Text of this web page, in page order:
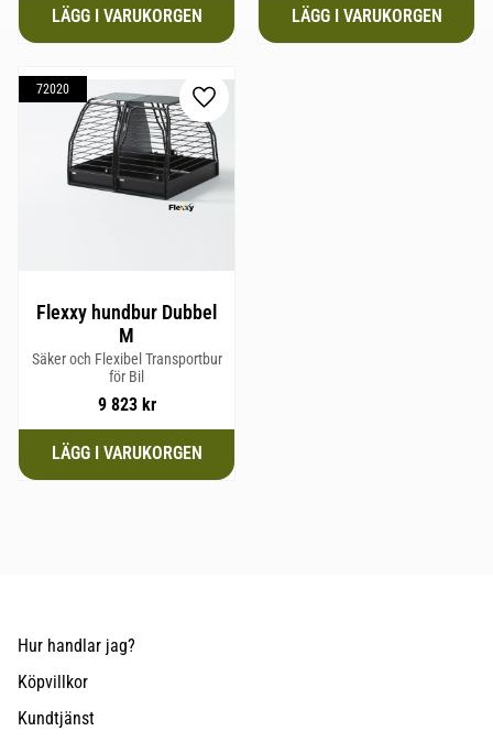
Flexxy hundbur Dubbel
M
Säker och Flexibel Transportbur
för Bil
9 823kr
72020
Lägg till i favoriter
Hur handlar jag?
Köpvillkor
Kundtjänst